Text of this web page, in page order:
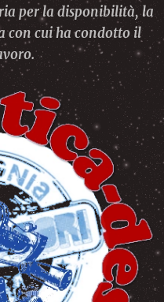
per la disponibilità, la
con cui ha condotto il